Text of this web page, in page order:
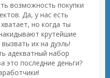
возможность покупки
Да, у нас есть
но когда ты
крутейшие
их на дуэль!
адекватный набор
это последние деньги?